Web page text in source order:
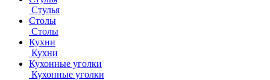
Стулья
Столы
Столы
Кухни
Кухни
Кухонные уголки
Кухонные уголки